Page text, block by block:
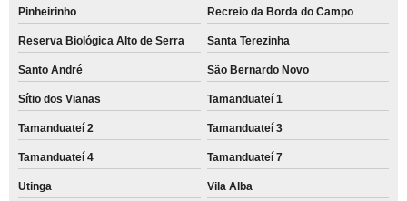
Pinheirinho Recreio da Borda do Campo
Reserva Biológica Alto de Serra Santa Terezinha
Santo André São Bernardo Novo
Sítio dos Vianas Tamanduateí 1
Tamanduateí 2 Tamanduateí 3
Tamanduateí 4 Tamanduateí 7
Utinga Vila Alba